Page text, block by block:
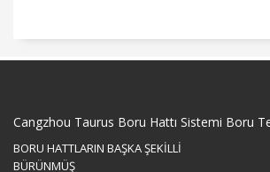
Cangzhou Taurus Boru Hattı Sistemi Boru
BORU HATTLARIN BAŞKA ŞEKİLLİ
BÜRÜNMÜŞ